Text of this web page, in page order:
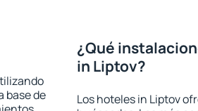
base de
¿Qué
in Liptov?
Los hoteles in Liptov